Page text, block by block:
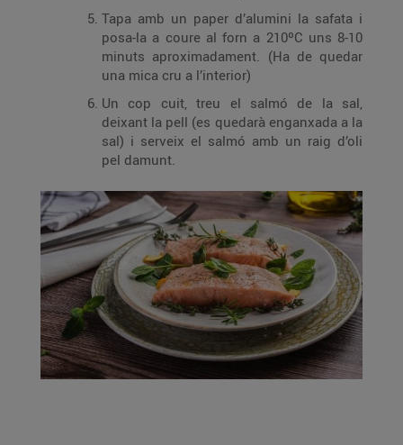
Tapa amb un paper d’alumini la safata i
posa-la a coure al forn a 210ºC uns 8-10
minuts aproximadament. (Ha de quedar
una mica cru a l’interior)
Un cop cuit, treu el salmó de la sal,
deixant la pell (es quedarà enganxada a la
sal) i serveix el salmó amb un raig d’oli
pel damunt.